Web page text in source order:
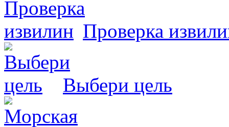
Проверка
Выбери цель